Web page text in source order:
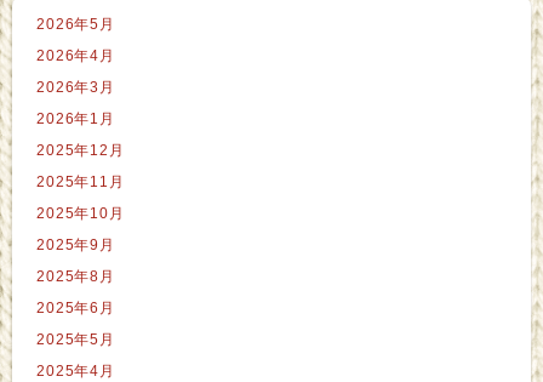
2026年5月
2026年4月
2026年3月
2026年1月
2025年12月
2025年11月
2025年10月
2025年9月
2025年8月
2025年6月
2025年5月
2025年4月